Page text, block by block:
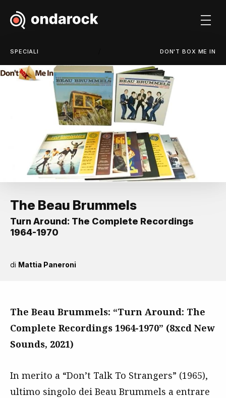
SPECIALI DON'T BOX ME IN
The Beau Brummels
Turn Around: The Complete Recordings
1964-1970
di Mattia Paneroni
The Beau Brummels: “Turn Around: The
Complete Recordings 1964-1970” (8xcd New
Sounds, 2021)
In merito a “Don’t Talk To Strangers” (1965),
ultimo singolo dei Beau Brummels a entrare